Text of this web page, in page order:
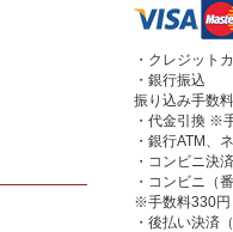
・クレジット
・銀行振込
振り込み手数
・代金引換 ※
・銀行ATM、
・コンビニ決
・コンビニ（
※手数料330円
・後払い決済